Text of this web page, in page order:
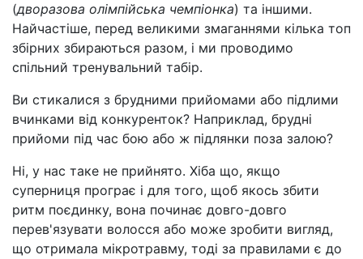
(дворазова олімпійська чемпіонка) та іншими.
Найчастіше, перед великими змаганнями кілька топ
збірних збираються разом, і ми проводимо
спільний тренувальний табір.
Ви стикалися з брудними прийомами або підлими
вчинками від конкуренток? Наприклад, брудні
прийоми під час бою або ж підлянки поза залою?
Ні, у нас таке не прийнято. Хіба що, якщо
суперниця програє і для того, щоб якось збити
ритм поєдинку, вона починає довго-довго
перев'язувати волосся або може зробити вигляд,
що отримала мікротравму, тоді за правилами є до